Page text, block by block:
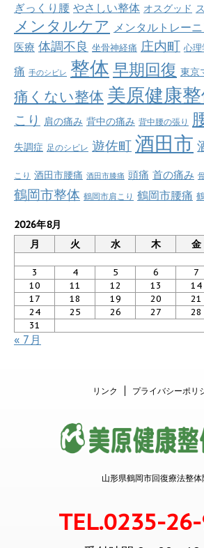
ぎっくり腰 やさしい整体 オスグッド
メンタルケア メンタルトレー
医療 体調不良 坐骨神経痛 庄内町 心理
痛 手のシビレ 整体 早期回復 東京
痛くない整体 美原健康
こり 肩の痛み 背中の痛み 背中腰の張り
失調症 足のシビレ 遊佐町 酒田市
こり 酒田市腰痛 酒田市膝痛 頭痛 首の痛み
鶴岡市整体 鶴岡市肩こり 鶴岡市腰痛
2026年8月
月
火 水 木 金
3
4 5 6 7
10
11 12 13 14
17
18 19 20 21
24
25 26 27 28
31
« 7月
リンク プライバシーポリ
山形県鶴岡市回復療法整体
TEL.0235-